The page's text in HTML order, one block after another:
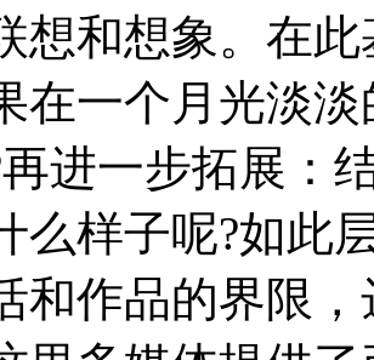
想和想象。在
在一个月光淡
进一步拓展：
么样子呢?如此
和作品的界限